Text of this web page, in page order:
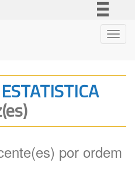
Legislação
por ordem